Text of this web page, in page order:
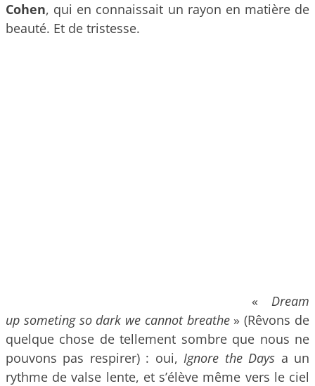
Cohen, qui en connaissait un rayon en matière de
beauté. Et de tristesse.
« Dream
up someting so dark we cannot breathe» (Rêvons de
quelque chose de tellement sombre que nous ne
pouvons pas respirer) : oui, Ignore the Days a un
rythme de valse lente, et s’élève même vers le ciel